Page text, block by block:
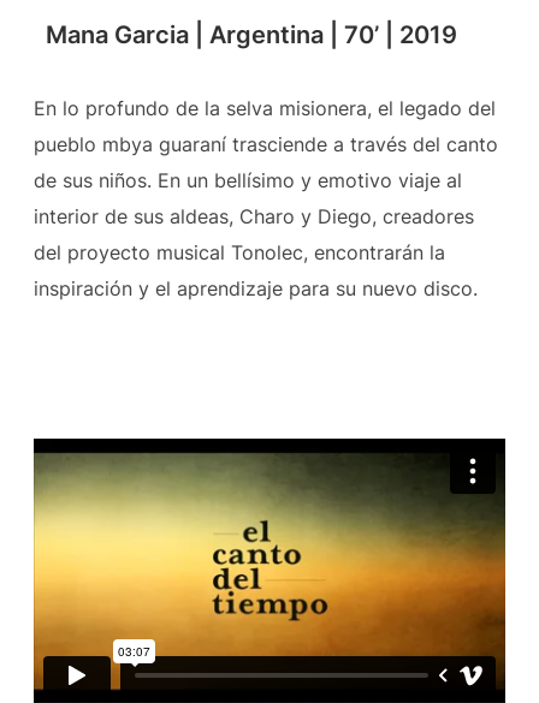
Mana Garcia | Argentina | 70’ | 2019
En lo profundo de la selva misionera, el legado del
pueblo mbya guaraní trasciende a través del canto
de sus niños. En un bellísimo y emotivo viaje al
interior de sus aldeas, Charo y Diego, creadores
del proyecto musical Tonolec, encontrarán la
inspiración y el aprendizaje para su nuevo disco.